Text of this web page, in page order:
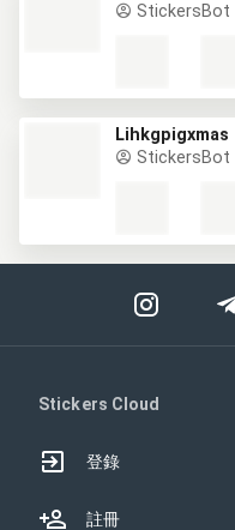
StickersBot
Lihkgpigxmas
StickersBot
Stickers Cloud
登錄
註冊